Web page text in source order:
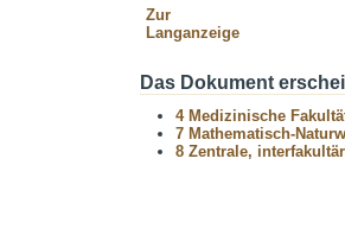
Zur
Langanzeige
Das Dokument
4 Medizinische
7 Mathematisch-
8 Zentrale,